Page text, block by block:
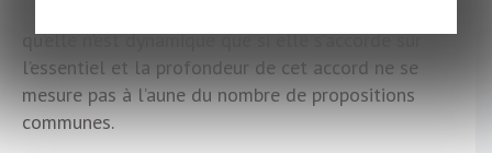
qu’elle n’est dynamique que si elle s’accorde sur
l’essentiel et la profondeur de cet accord ne se
mesure pas à l’aune du nombre de propositions
communes.